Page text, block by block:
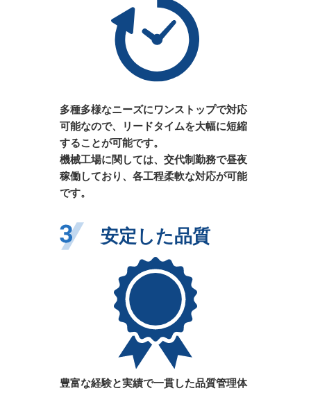
多種多様なニーズにワンストップで対応
可能なので、リードタイムを大幅に短縮
することが可能です。
機械工場に関しては、交代制勤務で昼夜
稼働しており、各工程柔軟な対応が可能
です。
安定した品質
豊富な経験と実績で一貫した品質管理体